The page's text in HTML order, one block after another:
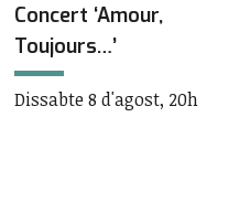
Concert ‘Amour,
Toujours…’
Dissabte 8 d'agost, 20h